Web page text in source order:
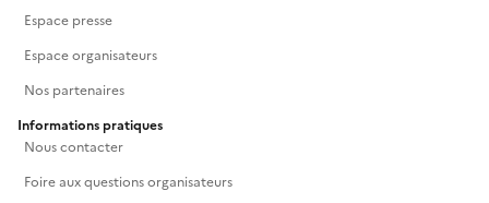
Espace presse
Espace organisateurs
Nos partenaires
Informations pratiques
Nous contacter
Foire aux questions organisateurs